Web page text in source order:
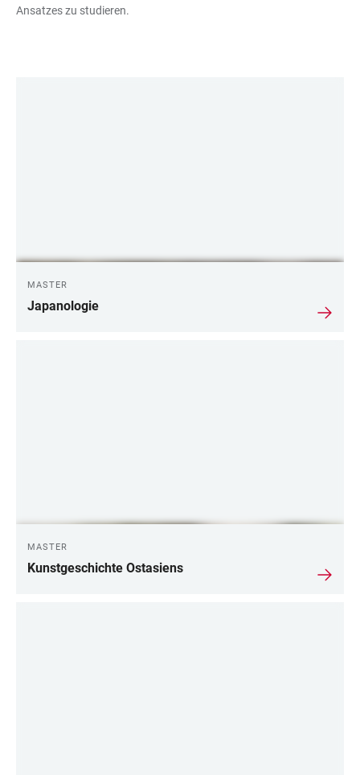
Ansatzes zu studieren.
MASTER
Japanologie
MASTER
Kunstgeschichte Ostasiens